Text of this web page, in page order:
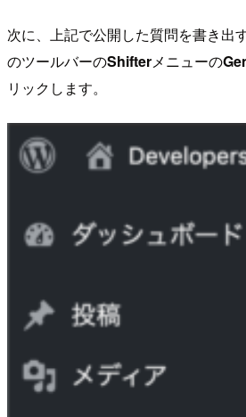
次に、上記で公開した質問を書き出
のツールバーのShifterメニューの
リックします。